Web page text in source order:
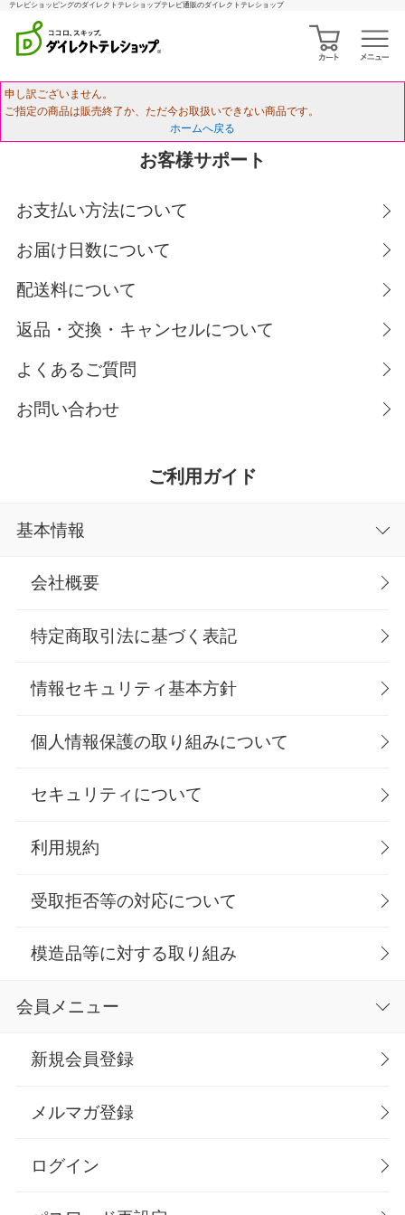
テレビショッピングのダイレクトテレショップテレビ通販のダイレクトテレショップ
申し訳ございません。
ご指定の商品は販売終了か、ただ今お取扱いできない商品です。
ホームへ戻る
お客様サポート
お支払い方法について
お届け日数について
配送料について
返品・交換・キャンセルについて
よくあるご質問
お問い合わせ
ご利用ガイド
基本情報
会社概要
特定商取引法に基づく表記
情報セキュリティ基本方針
個人情報保護の取り組みについて
セキュリティについて
利用規約
受取拒否等の対応について
模造品等に対する取り組み
会員メニュー
新規会員登録
メルマガ登録
ログイン